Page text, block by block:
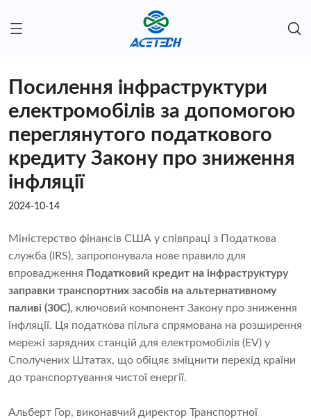
Посилення інфраструктури
електромобілів за допомогою
переглянутого податкового
кредиту Закону про зниження
інфляції
2024-10-14
Міністерство фінансів США у співпраці з Податкова
служба (IRS), запропонувала нове правило для
впровадження Податковий кредит на інфраструктуру
заправки транспортних засобів на альтернативному
паливі (30C), ключовий компонент Закону про зниження
інфляції. Ця податкова пільга спрямована на розширення
мережі зарядних станцій для електромобілів (EV) у
Сполучених Штатах, що обіцяє зміцнити перехід країни
до транспортування чистої енергії.
Альберт Гор, виконавчий директор Транспортної